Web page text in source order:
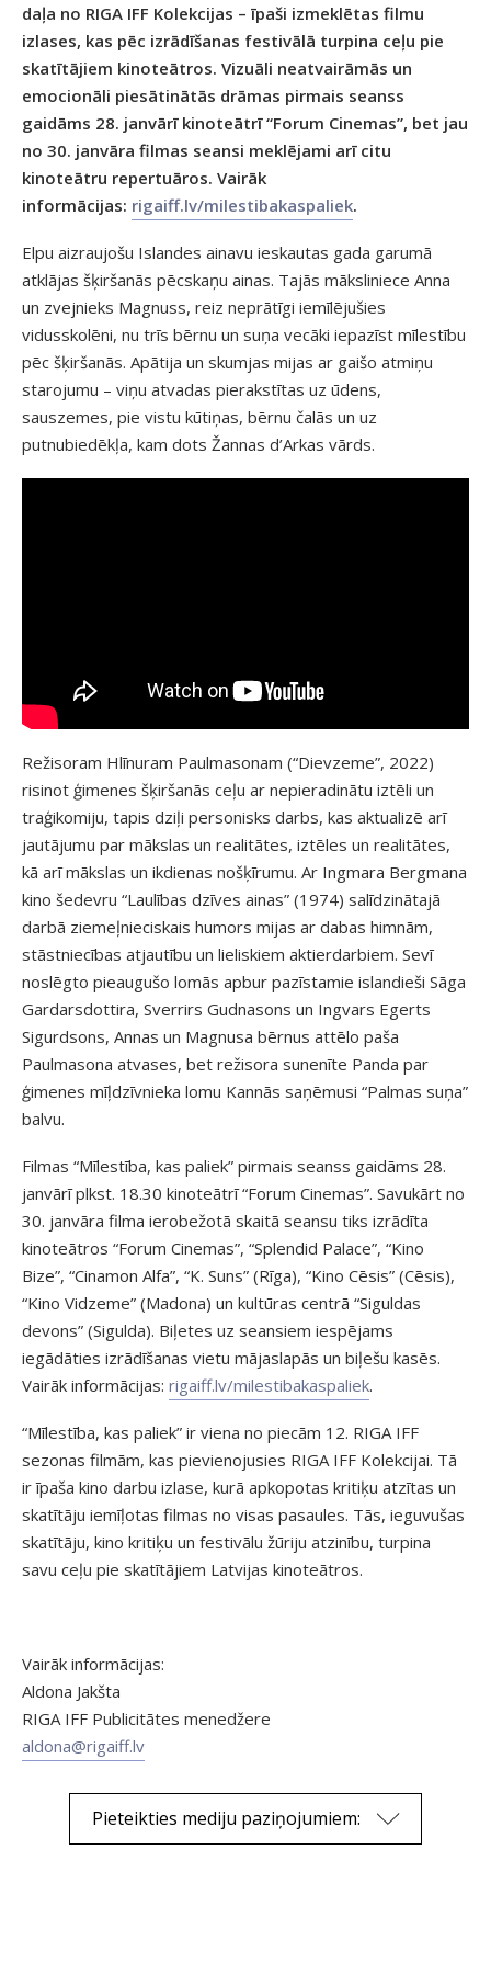
daļa no RIGA IFF Kolekcijas – īpaši izmeklētas filmu
izlases, kas pēc izrādīšanas festivālā turpina ceļu pie
skatītājiem kinoteātros. Vizuāli neatvairāmās un
emocionāli piesātinātās drāmas pirmais seanss
gaidāms 28. janvārī kinoteātrī “Forum Cinemas”, bet jau
no 30. janvāra filmas seansi meklējami arī citu
kinoteātru repertuāros. Vairāk
informācijas: rigaiff.lv/milestibakaspaliek.
Elpu aizraujošu Islandes ainavu ieskautas gada garumā
atklājas šķiršanās pēcskaņu ainas. Tajās māksliniece Anna
un zvejnieks Magnuss, reiz neprātīgi iemīlējušies
vidusskolēni, nu trīs bērnu un suņa vecāki iepazīst mīlestību
pēc šķiršanās. Apātija un skumjas mijas ar gaišo atmiņu
starojumu – viņu atvadas pierakstītas uz ūdens,
sauszemes, pie vistu kūtiņas, bērnu čalās un uz
putnubiedēkļa, kam dots Žannas d’Arkas vārds.
Režisoram Hlīnuram Paulmasonam (“Dievzeme”, 2022)
risinot ģimenes šķiršanās ceļu ar nepieradinātu iztēli un
traģikomiju, tapis dziļi personisks darbs, kas aktualizē arī
jautājumu par mākslas un realitātes, iztēles un realitātes,
kā arī mākslas un ikdienas nošķīrumu. Ar Ingmara Bergmana
kino šedevru “Laulības dzīves ainas” (1974) salīdzinātajā
darbā ziemeļnieciskais humors mijas ar dabas himnām,
stāstniecības atjautību un lieliskiem aktierdarbiem. Sevī
noslēgto pieaugušo lomās apbur pazīstamie islandieši Sāga
Gardarsdottira, Sverrirs Gudnasons un Ingvars Egerts
Sigurdsons, Annas un Magnusa bērnus attēlo paša
Paulmasona atvases, bet režisora sunenīte Panda par
ģimenes mīļdzīvnieka lomu Kannās saņēmusi “Palmas suņa”
balvu.
Filmas “Mīlestība, kas paliek” pirmais seanss gaidāms 28.
janvārī plkst. 18.30 kinoteātrī “Forum Cinemas”. Savukārt no
30. janvāra filma ierobežotā skaitā seansu tiks izrādīta
kinoteātros “Forum Cinemas”, “Splendid Palace”, “Kino
Bize”, “Cinamon Alfa”, “K. Suns” (Rīga), “Kino Cēsis” (Cēsis),
“Kino Vidzeme” (Madona) un kultūras centrā “Siguldas
devons” (Sigulda). Biļetes uz seansiem iespējams
iegādāties izrādīšanas vietu mājaslapās un biļešu kasēs.
Vairāk informācijas: rigaiff.lv/milestibakaspaliek.
“Mīlestība, kas paliek” ir viena no piecām 12. RIGA IFF
sezonas filmām, kas pievienojusies RIGA IFF Kolekcijai. Tā
ir īpaša kino darbu izlase, kurā apkopotas kritiķu atzītas un
skatītāju iemīļotas filmas no visas pasaules. Tās, ieguvušas
skatītāju, kino kritiķu un festivālu žūriju atzinību, turpina
savu ceļu pie skatītājiem Latvijas kinoteātros.
Vairāk informācijas:
Aldona Jakšta
RIGA IFF Publicitātes menedžere
aldona@rigaiff.lv
Pieteikties mediju paziņojumiem: